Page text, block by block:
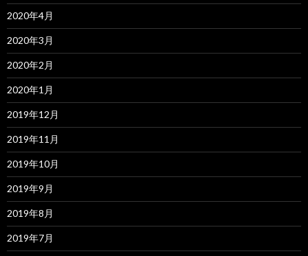
2020年4月
2020年3月
2020年2月
2020年1月
2019年12月
2019年11月
2019年10月
2019年9月
2019年8月
2019年7月